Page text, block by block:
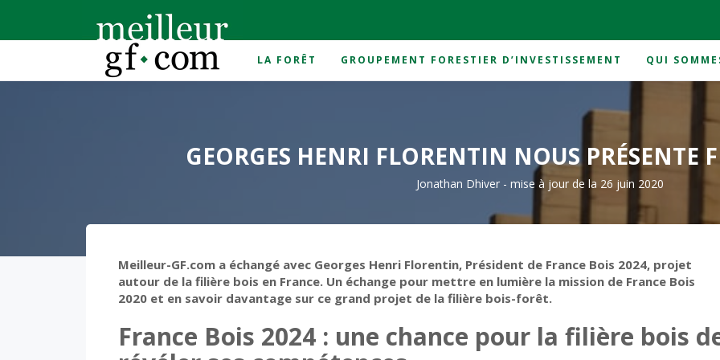
LA FORÊT GROUPEMENT FORESTIER D’INVESTISSEMENT QUI
Accueil> foret>Georges Henri Florentin nous présente France Bois 2024
GEORGES HENRI FLORENTIN NOUS PRÉSENTE
Jonathan Dhiver - mise à jour de la 26 juin 2020
Meilleur-GF.com a échangé avec Georges Henri Florentin, Président de France Bois 2024, projet
autour de la filière bois en France. Un échange pour mettre en lumière la mission de France Bois
2020 et en savoir davantage sur ce grand projet de la filière bois-forêt.
France Bois 2024 : une chance pour la filière bois